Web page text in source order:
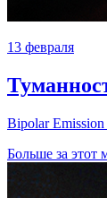
13 февраля
Bipolar
Больше за этот